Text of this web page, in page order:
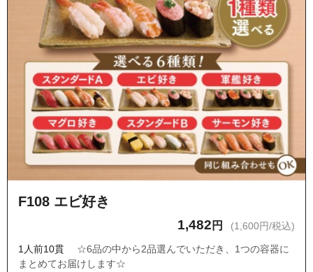
F108 エビ好き
1,482 円 (1,600円/税込)
1人前10貫
☆6品の中から2品選んでいただき、1つの容器に
まとめてお届けします☆